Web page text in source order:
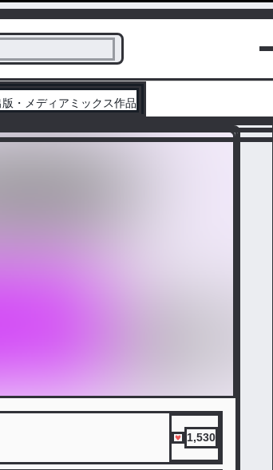
版・メディアミックス作品
1,530